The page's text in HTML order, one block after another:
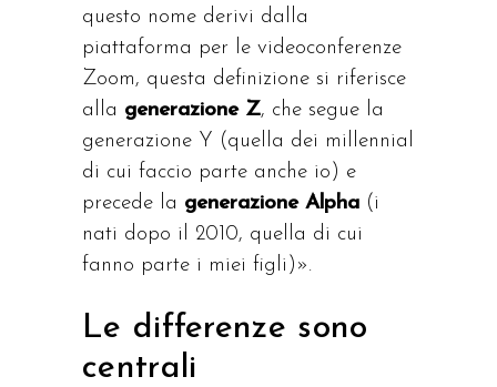
questo nome derivi dalla
piattaforma per le videoconferenze
Zoom, questa definizione si riferisce
alla generazione Z, che segue la
generazione Y (quella dei millennial
di cui faccio parte anche io) e
precede la generazione Alpha (i
nati dopo il 2010, quella di cui
fanno parte i miei figli)».
Le differenze sono
centrali